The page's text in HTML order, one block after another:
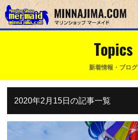
Topics
新着情報・ブログ
2020年2月15日の記事一覧